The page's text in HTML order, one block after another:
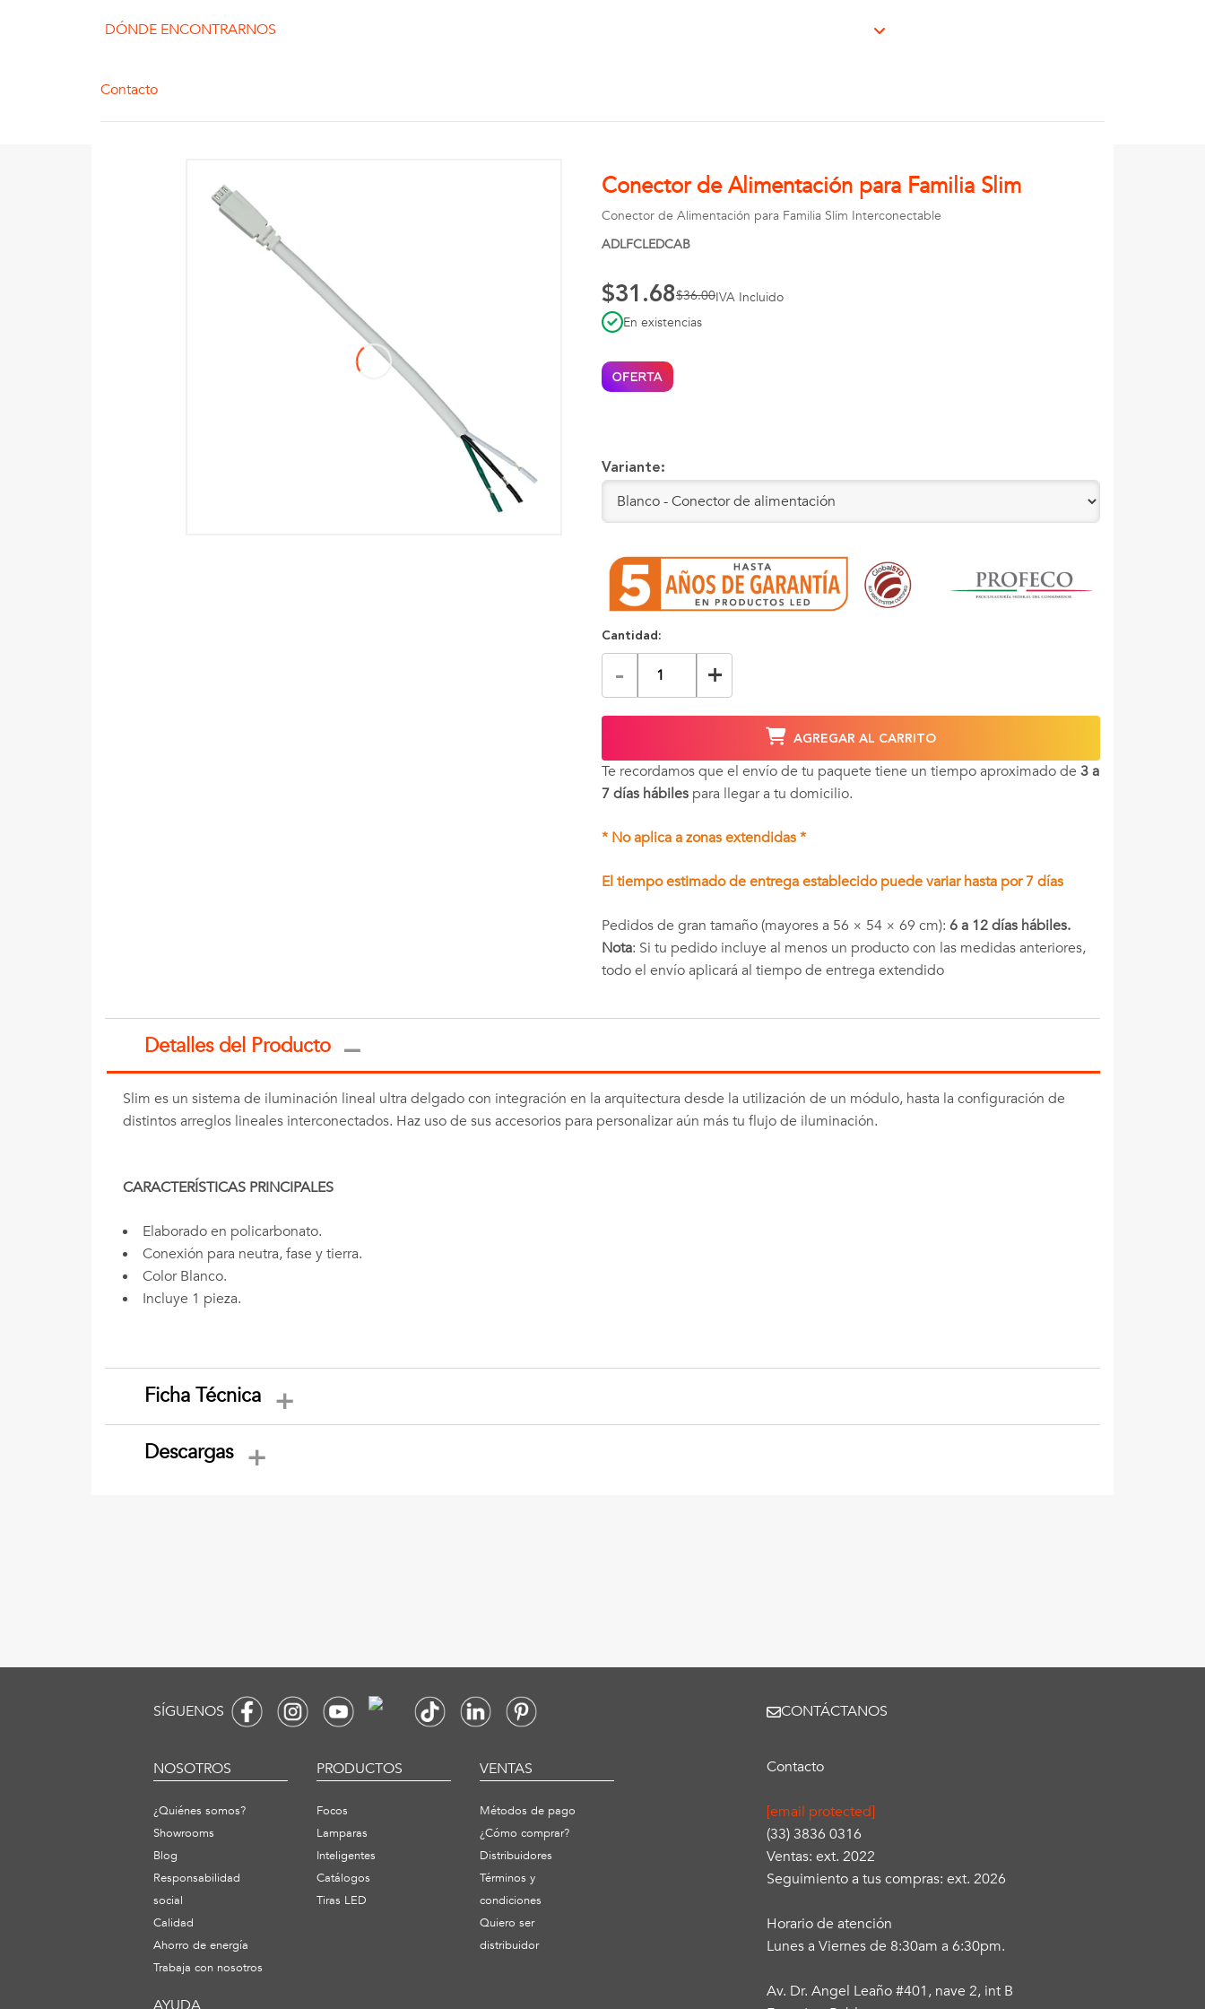
DÓNDE ENCONTRARNOS
Contacto
Conector de Alimentación para Familia Slim
Conector de Alimentación para Familia Slim Interconectable
ADLFCLEDCAB
$31.68$36.00IVA Incluido
En existencias
Variante:
Cantidad:
- +
AGREGAR AL CARRITO
Te recordamos que el envío de tu paquete tiene un tiempo aproximado de 3 a
7 días hábilespara llegar a tu domicilio.
* No aplica a zonas extendidas *
El tiempo estimado de entrega establecido puede variar hasta por 7 días
Pedidos de gran tamaño (mayores a 56 × 54 × 69 cm): 6 a 12 días hábiles.
Nota: Si tu pedido incluye al menos un producto con las medidas anteriores,
todo el envío aplicará al tiempo de entrega extendido
Detalles del Producto
Slim es un sistema de iluminación lineal ultra delgado con integración en la arquitectura desde la utilización de un módulo, hasta la configuración de
distintos arreglos lineales interconectados. Haz uso de sus accesorios para personalizar aún más tu flujo de iluminación.
CARACTERÍSTICAS PRINCIPALES
Elaborado en policarbonato.
Conexión para neutra, fase y tierra.
Color Blanco.
Incluye 1 pieza.
Ficha Técnica
Descargas
NOSOTROS
¿Quiénes somos?
Showrooms
Blog
Responsabilidad
social
Calidad
Ahorro de energía
Trabaja con nosotros
PRODUCTOS
Focos
Lamparas
Inteligentes
Catálogos
Tiras LED
VENTAS
Métodos de pago
¿Cómo comprar?
Distribuidores
Términos y
condiciones
Quiero ser
distribuidor
SÍGUENOS
Contacto
[email protected]
(33) 3836 0316
Ventas: ext. 2022
Seguimiento a tus compras: ext. 2026
Horario de atención
Lunes a Viernes de 8:30am a 6:30pm.
Av. Dr. Angel Leaño #401, nave 2, int B
CONTÁCTANOS